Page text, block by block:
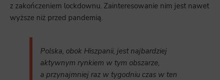
z zakończeniem lockdownu. Zainteresowanie nim jest nawet
wyższe niż przed pandemią.
Polska, obok Hiszpanii, jest najbardziej
aktywnym rynkiem w tym obszarze,
a przynajmniej raz w tygodniu czas w ten